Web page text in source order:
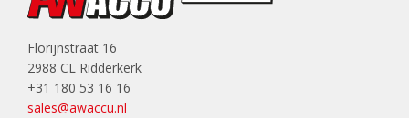
Florijnstraat 16
2988 CL Ridderkerk
+31 180 53 16 16
sales@awaccu.nl